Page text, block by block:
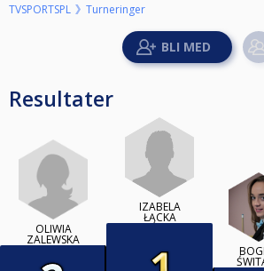
TVSPORTSPL Turneringer
Resultater
OLIWIA
ZALEWSKA
IZABELA
ŁĄCKA